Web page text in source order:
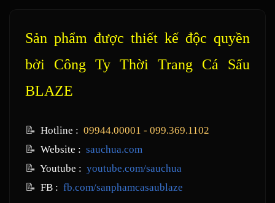
Sản phẩm được thiết kế độc quyền
bởi Công Ty Thời Trang Cá Sấu
BLAZE
📝 Hotline : 09944.00001 - 099.369.1102
📝 Website : sauchua.com
📝 Youtube : youtube.com/sauchua
📝 FB : fb.com/sanphamcasaublaze